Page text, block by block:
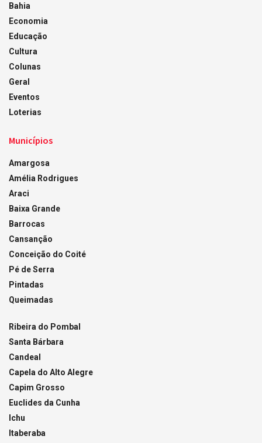
Bahia
Economia
Educação
Cultura
Colunas
Geral
Eventos
Loterias
Municípios
Amargosa
Amélia Rodrigues
Araci
Baixa Grande
Barrocas
Cansanção
Conceição do Coité
Pé de Serra
Pintadas
Queimadas
Ribeira do Pombal
Santa Bárbara
Candeal
Capela do Alto Alegre
Capim Grosso
Euclides da Cunha
Ichu
Itaberaba